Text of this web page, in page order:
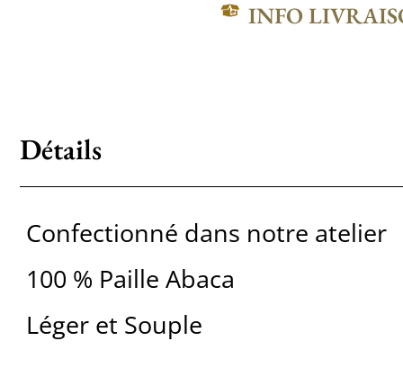
INFO
Détails
Confectionné dans notre atelier
100 % Paille Abaca
Léger et Souple